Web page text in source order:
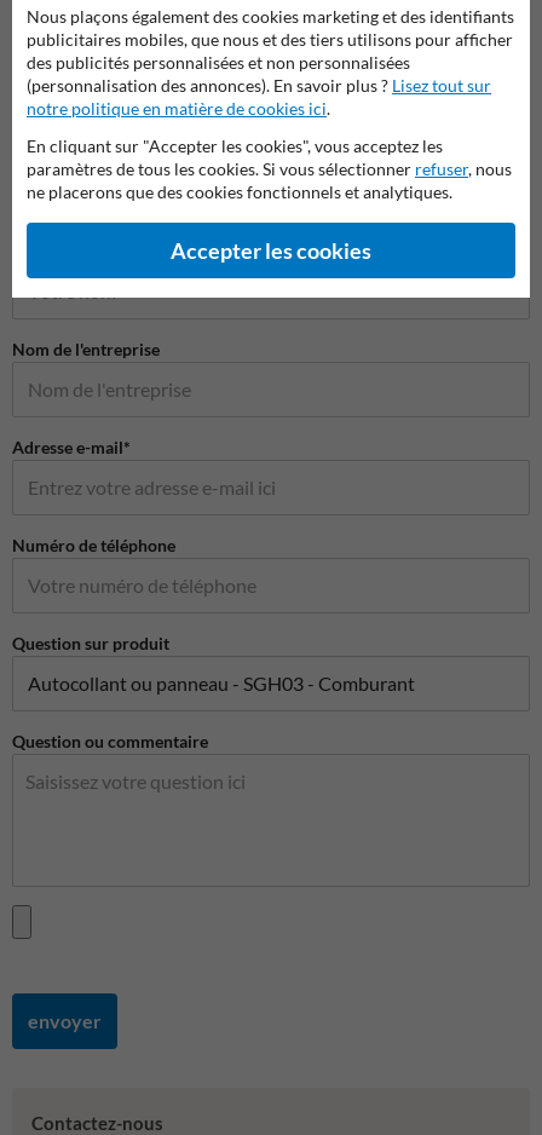
Nom de l'entreprise
Adresse e-mail*
Numéro de téléphone
Question sur produit
Question ou commentaire
envoyer
Contactez-nous
Nous plaçons également des cookies marketing et des identifiants
publicitaires mobiles, que nous et des tiers utilisons pour afficher
des publicités personnalisées et non personnalisées
(personnalisation des annonces). En savoir plus ? Lisez tout sur
notre politique en matière de cookies ici.
En cliquant sur "Accepter les cookies", vous acceptez les
paramètres de tous les cookies. Si vous sélectionner refuser, nous
ne placerons que des cookies fonctionnels et analytiques.
Accepter les cookies